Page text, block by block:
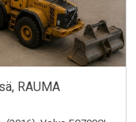
RAUMA